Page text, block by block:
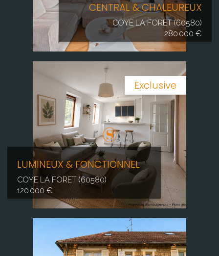
CENTRAL & CHALEUREUX
COYE LA FORET (60580)
280 000 €
Exclusive
LUMINEUX & FONCTIONNEL
COYE LA FORET (60580)
120 000 €